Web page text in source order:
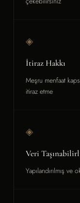
◈
İtiraz Hakkı
Meşru menfaat
itiraz etme
◈
Veri
Yapılandırılmış